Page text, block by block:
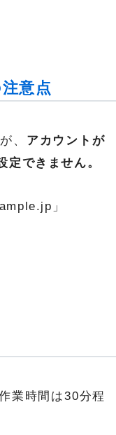
意点
、 アカウントが
定できません。
」
業時間は30分程